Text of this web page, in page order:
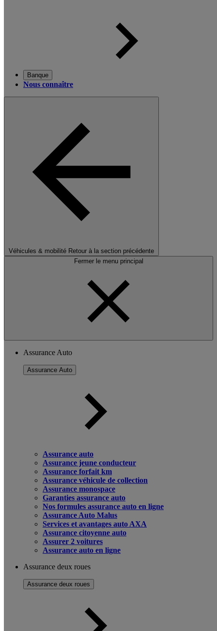
Banque
Nous connaître
Véhicules & mobilité Retour à la section précédente
Fermer le menu principal
Assurance Auto
Assurance Auto
Assurance auto
Assurance jeune conducteur
Assurance forfait km
Assurance véhicule de collection
Assurance monospace
Garanties assurance auto
Nos formules assurance auto en ligne
Assurance Auto Malus
Services et avantages auto AXA
Assurance citoyenne auto
Assurer 2 voitures
Assurance auto en ligne
Assurance deux roues
Assurance deux roues